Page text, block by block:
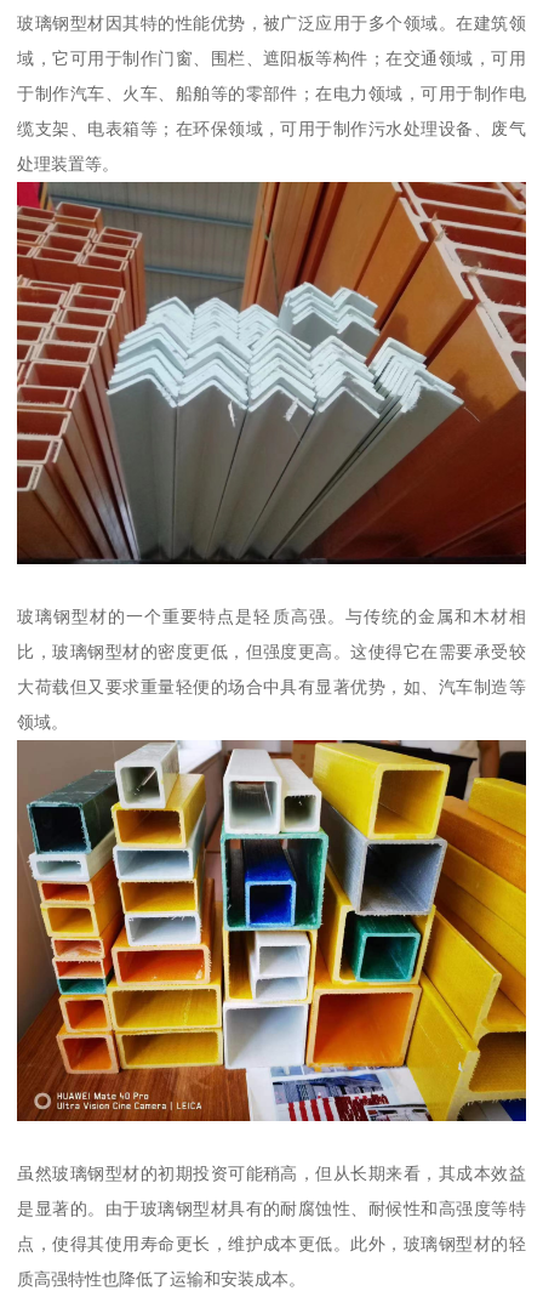
玻璃钢型材因其特的性能优势，被广泛应用于多个领域。在建筑领
域，它可用于制作门窗、围栏、遮阳板等构件；在交通领域，可用
于制作汽车、火车、船舶等的零部件；在电力领域，可用于制作电
缆支架、电表箱等；在环保领域，可用于制作污水处理设备、废气
处理装置等。
玻璃钢型材的一个重要特点是轻质高强。与传统的金属和木材相
比，玻璃钢型材的密度更低，但强度更高。这使得它在需要承受较
大荷载但又要求重量轻便的场合中具有显著优势，如、汽车制造等
领域。
虽然玻璃钢型材的初期投资可能稍高，但从长期来看，其成本效益
是显著的。由于玻璃钢型材具有的耐腐蚀性、耐候性和高强度等特
点，使得其使用寿命更长，维护成本更低。此外，玻璃钢型材的轻
质高强特性也降低了运输和安装成本。